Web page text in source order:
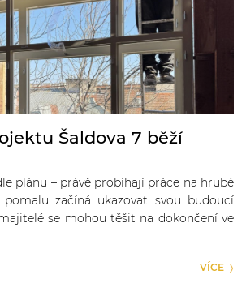
Šaldova 7 běží
plánu – právě probíhají práce na hrubé
začíná ukazovat svou budoucí
se mohou těšit na dokončení ve
VÍCE